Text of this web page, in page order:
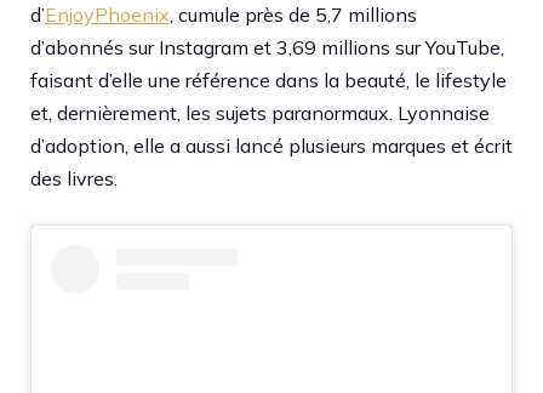
d’EnjoyPhoenix , cumule près de 5,7 millions
d’abonnés sur Instagram et 3,69 millions sur YouTube,
faisant d’elle une référence dans la beauté, le lifestyle
et, dernièrement, les sujets paranormaux. Lyonnaise
d’adoption, elle a aussi lancé plusieurs marques et écrit
des livres.